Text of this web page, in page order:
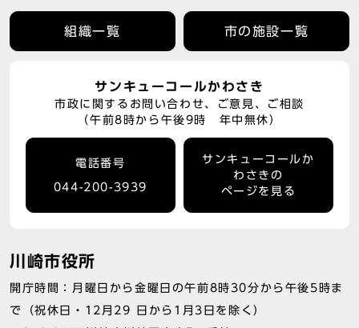
組織一覧 市の施設一覧
サンキューコールかわさき
市政に関するお問い合わせ、ご意見、ご相談
（午前8時から午後9時 年中無休）
電話番号
044-200-3939
サンキューコールか
わさきの
ページを見る
川崎市役所
開庁時間：月曜日から金曜日の午前8時30分から午後5時ま
で（祝休日・12月29 日から1月3日を除く）